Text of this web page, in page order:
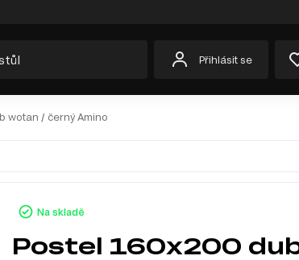
Přihlásit se
wotan / černý Amino
Na skladě
Postel 160x200